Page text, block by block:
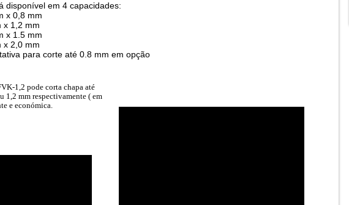
disponível em 4 capacidades:
x 0,8 mm
x 1,2 mm
x 1.5 mm
x 2,0 mm
para corte até 0.8 mm em opção
1,2 pode corta chapa até
1,2 mm respectivamente ( em
e económica.